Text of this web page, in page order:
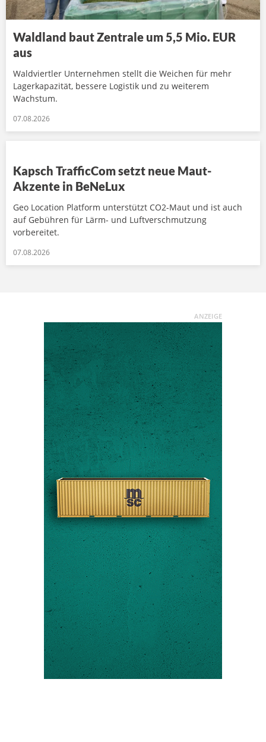
Waldland baut Zentrale um 5,5 Mio. EUR
aus
Waldviertler Unternehmen stellt die Weichen für mehr
Lagerkapazität, bessere Logistik und zu weiterem
Wachstum.
07.08.2026
Kapsch TrafficCom setzt neue Maut-
Akzente in BeNeLux
Geo Location Platform unterstützt CO2-Maut und ist auch
auf Gebühren für Lärm- und Luftverschmutzung
vorbereitet.
07.08.2026
ANZEIGE